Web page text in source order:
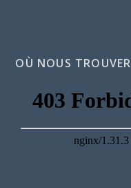
OÙ NOUS TROUVER